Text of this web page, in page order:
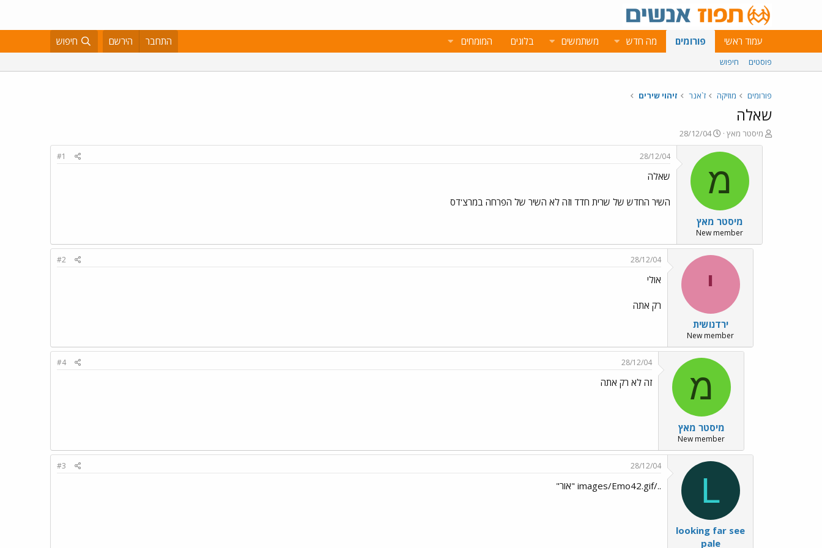
עמוד ראשי פורומים מה חדש משתמשים בלוגים המומחים התחבר הירשם חיפוש
פוסטים חיפוש
פורומים מוזיקה ז`אנר זיהוי שירים
שאלה
פ
ו
מיסטר מאץ
פ
ו
ר
ם
ב
א
ר
י
ך
28/12/04
מ
מיסטר מאץ
New member
28/12/04
#1
שאלה
השיר החדש של שרית חדד וזה לא השיר של הפרחה במרצ'דס
י
ירדנושית
New member
28/12/04
#2
אולי
רק אתה
מ
מיסטר מאץ
New member
28/12/04
#4
זה לא רק אתה
L
looking far see
pale
28/12/04
#3
../images/Emo42.gif "אור"